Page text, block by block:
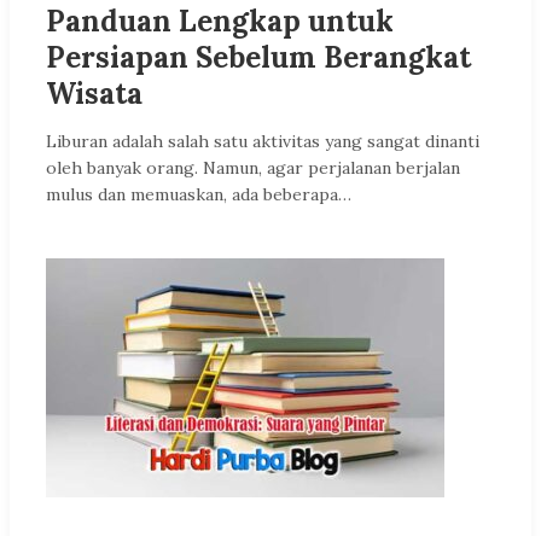
Panduan Lengkap untuk
Persiapan Sebelum Berangkat
Wisata
Liburan adalah salah satu aktivitas yang sangat dinanti
oleh banyak orang. Namun, agar perjalanan berjalan
mulus dan memuaskan, ada beberapa…